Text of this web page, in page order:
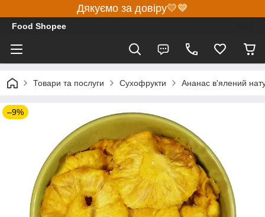
Дякуємо за довіру💛💙
Food Shopee
Товари та послуги Сухофрукти Ананас в'ялений
–9%